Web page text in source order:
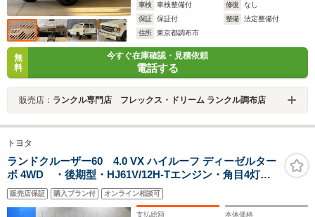
車検
車検整備付 修復
なし
保証
保証付 整備
法定整備付
住所
東京都調布市
無
料
今すぐ在庫確認・見積依頼
電話する
販売店： ランクル専門店 フレックス・ドリーム ランクル調布店
トヨタ
ランドクルーザー60 4.0 VX ハイルーフ ディーゼルター
ボ 4WD ・後期型・HJ61V/12H-Tエンジン・角目4灯・
ボディカラー202ブラック・平屋根換装・新品DEANカル
フォルニアシルバー・新品ヨコハマジオランダー
255/85/16・新品内張り張替・新品ダッシュボード張替
販売店保証 購入プラン付 オンライン相談可
支払総額 本体価格